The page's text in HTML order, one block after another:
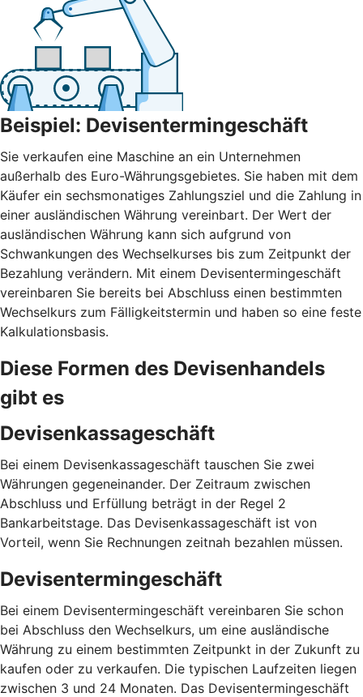
Beispiel: Devisentermingeschäft
Sie verkaufen eine Maschine an ein Unternehmen
außerhalb des Euro-Währungsgebietes. Sie haben mit dem
Käufer ein sechsmonatiges Zahlungsziel und die Zahlung in
einer ausländischen Währung vereinbart. Der Wert der
ausländischen Währung kann sich aufgrund von
Schwankungen des Wechselkurses bis zum Zeitpunkt der
Bezahlung verändern. Mit einem Devisentermingeschäft
vereinbaren Sie bereits bei Abschluss einen bestimmten
Wechselkurs zum Fälligkeitstermin und haben so eine feste
Kalkulationsbasis.
Diese Formen des Devisenhandels
gibt es
Devisenkassageschäft
Bei einem Devisenkassageschäft tauschen Sie zwei
Währungen gegeneinander. Der Zeitraum zwischen
Abschluss und Erfüllung beträgt in der Regel 2
Bankarbeitstage. Das Devisenkassageschäft ist von
Vorteil, wenn Sie Rechnungen zeitnah bezahlen müssen.
Devisentermingeschäft
Bei einem Devisentermingeschäft vereinbaren Sie schon
bei Abschluss den Wechselkurs, um eine ausländische
Währung zu einem bestimmten Zeitpunkt in der Zukunft zu
kaufen oder zu verkaufen. Die typischen Laufzeiten liegen
zwischen 3 und 24 Monaten. Das Devisentermingeschäft